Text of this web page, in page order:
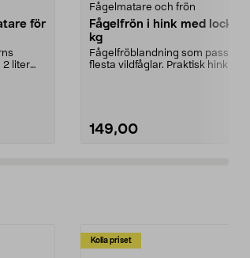
för
2 liter
Fågelmatare och frön
Fågelfrön i hink med lock, 4
kg
Fågelfröblandning som passar de
flesta vildfåglar. Praktisk hink som
149,00
Kolla priset